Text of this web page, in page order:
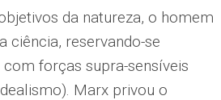
da natureza, o homem
ciência, reservando-se
forças supra-sensíveis
Marx privou o